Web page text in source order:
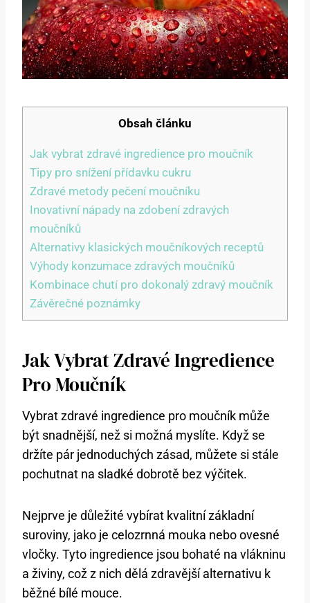
Obsah článku
Jak vybrat zdravé ingredience pro moučník
Tipy pro snížení přídavku cukru
Zdravé metody pečení moučníku
Inovativní nápady na zdobení zdravých
moučníků
Alternativy klasických moučníkových receptů
Výhody konzumace zdravých moučníků
Kombinace chutí pro dokonalý zdravý moučník
Závěrečné poznámky
Jak Vybrat Zdravé Ingredience
Pro Moučník
Vybrat zdravé ingredience pro moučník může
být snadnější, než si možná myslíte. Když se
držíte pár jednoduchých zásad, můžete si stále
pochutnat na sladké dobrotě bez výčitek.
Nejprve je důležité vybírat kvalitní základní
suroviny, jako je celozrnná mouka nebo ovesné
vločky. Tyto ingredience jsou bohaté na vlákninu
a živiny, což z nich dělá zdravější alternativu k
běžné bílé mouce.